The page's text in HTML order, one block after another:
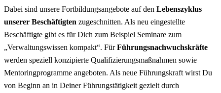
Dabei sind unsere Fortbildungsangebote auf den Lebenszyklus
unserer Beschäftigten zugeschnitten. Als neu eingestellte
Beschäftigte gibt es für Dich zum Beispiel Seminare zum
„Verwaltungswissen kompakt“. FürFührungsnachwuchskräfte
werden speziell konzipierte Qualifizierungsmaßnahmen sowie
Mentoringprogramme angeboten. Als neue Führungskraft wirst Du
von Beginn an in Deiner Führungstätigkeit gezielt durch